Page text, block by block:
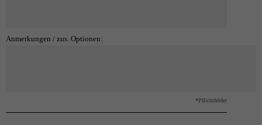
Anmerkungen / zus. Optionen:
*Pflichtfelder